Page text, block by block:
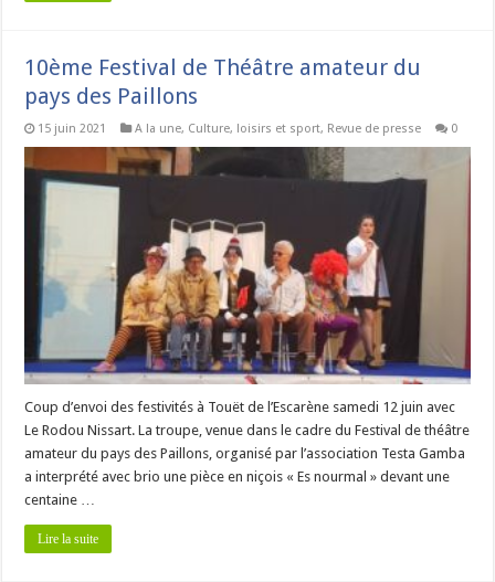
10ème Festival de Théâtre amateur du
pays des Paillons
15 juin 2021 A la une, Culture, loisirs et sport, Revue de presse 0
Coup d’envoi des festivités à Touët de l’Escarène samedi 12 juin avec
Le Rodou Nissart. La troupe, venue dans le cadre du Festival de théâtre
amateur du pays des Paillons, organisé par l’association Testa Gamba
a interprété avec brio une pièce en niçois « Es nourmal » devant une
centaine …
Lire la suite